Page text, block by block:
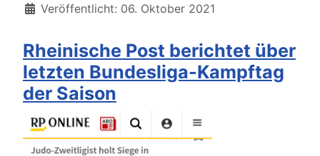
Veröffentlicht: 06. Oktober 2021
Rheinische Post berichtet über
letzten Bundesliga-Kampftag
der Saison